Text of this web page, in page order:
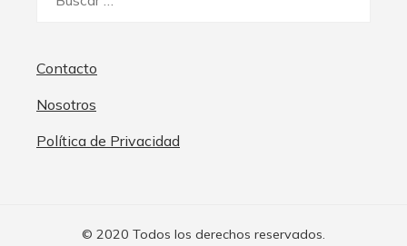
Contacto
Nosotros
Política de Privacidad
© 2020 Todos los derechos reservados.